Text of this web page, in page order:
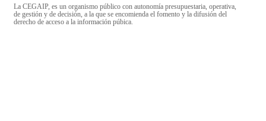
La CEGAIP, es un organismo público con autonomía presupuestaria, operativa,
de gestión y de decisión, a la que se encomienda el fomento y la difusión del
derecho de acceso a la información púbica.